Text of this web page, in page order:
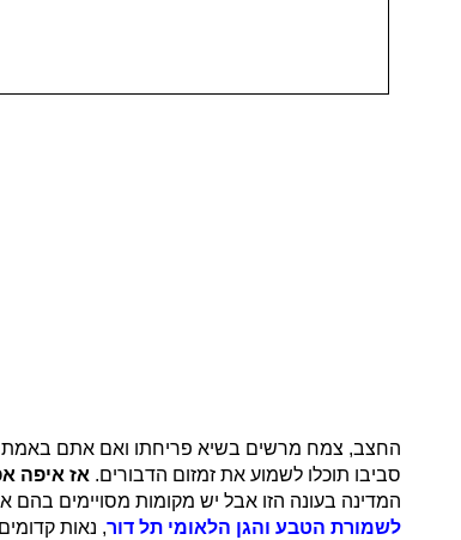
החצב, צמח מרשים בשיא פריחתו ואם אתם באמת
סביבו תוכלו לשמוע את זמזום הדבורים. אז איפה
המדינה בעונה הזו אבל יש מקומות מסויימים
לשמורת הטבע והגן הלאומי תל דור, נאות